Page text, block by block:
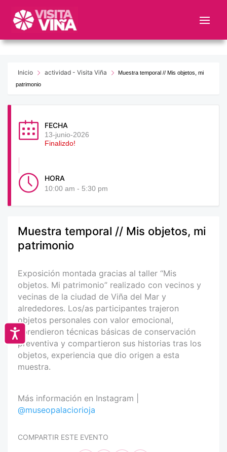
este
web
sistema
Accesibilidad
Inicio actividad - Visita Viña
Muestra temporal // Mis objetos, mi
patrimonio
FECHA
13-junio-2026
Finalizdo!
HORA
10:00 am - 5:30 pm
Muestra temporal // Mis objetos, mi
patrimonio
Exposición montada gracias al taller “Mis
objetos. Mi patrimonio” realizado con vecinos y
vecinas de la ciudad de Viña del Mar y
alrededores. Los/as participantes trajeron
objetos personales con valor emocional,
aprendieron técnicas básicas de conservación
preventiva y compartieron sus historias tras los
objetos, experiencia que dio origen a esta
muestra.
Más información en Instagram |
@museopalaciorioja
COMPARTIR ESTE EVENTO